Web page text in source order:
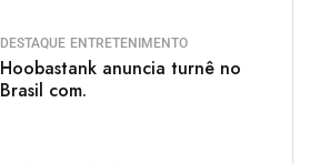
DESTAQUE ENTRETENIMENTO
Hoobastank anuncia turnê no
Brasil com.